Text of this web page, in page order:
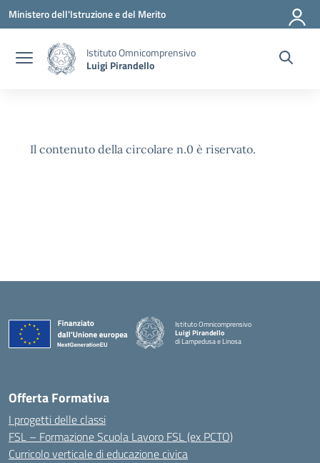
Vai ai contenuti
Vai al menu di navigazione
Vai al footer
Ministero dell'Istruzione e del Merito
Istituto Omnicomprensivo
Luigi Pirandello
Il contenuto della circolare n.0 è riservato.
Istituto Omnicomprensivo
Luigi Pirandello
di Lampedusa e Linosa
Offerta Formativa
I progetti delle classi
FSL – Formazione Scuola Lavoro FSL (ex PCTO)
Curricolo verticale di educazione civica